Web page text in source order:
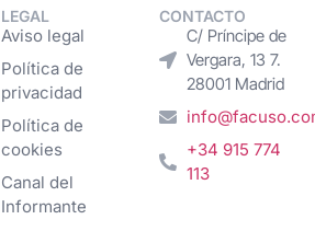
LEGAL
Aviso legal
Política de
privacidad
Política de
cookies
Canal del
Informante
CONTACTO
C/ Príncipe de
Vergara, 13 7.
28001 Madrid
+34 915 774
113